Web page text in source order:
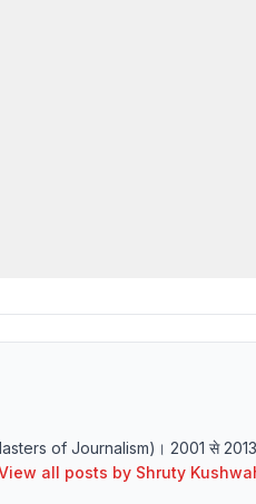
Masters of Journalism)। 2001 से
all posts by Shruty